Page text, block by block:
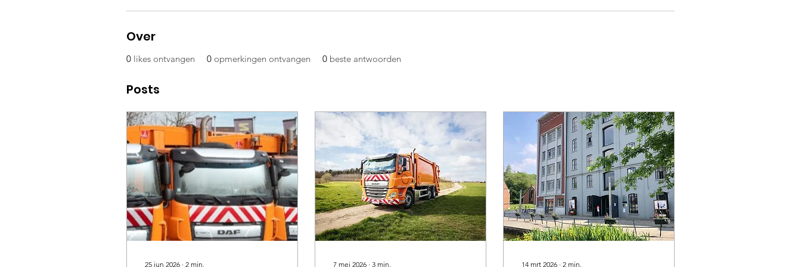
Over
0 likes ontvangen 0 opmerkingen ontvangen 0 beste antwoorden
Posts
25 jun 2026 ∙ 2 min. 7 mei 2026 ∙ 3 min. 14 mrt 2026 ∙ 2 min.